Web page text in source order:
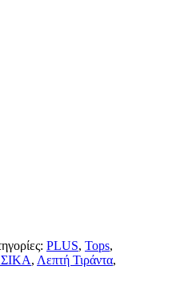
PLUS, Tops,
, Λεπτή Τιράντα,